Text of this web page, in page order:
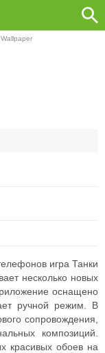
игра Танки
несколько новых
оснащено
ручной режим. В
сопровождения,
композиций.
красивых обоев на